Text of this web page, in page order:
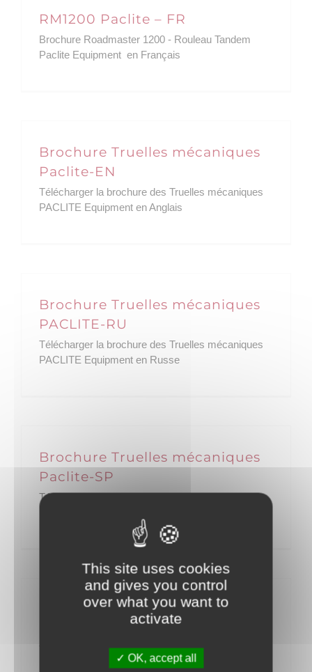
CATALOGUES
PIÈCES DE RECHANGE
News
RM1200 Paclite – FR
Brochure Roadmaster 1200 - Rouleau Tandem
Paclite Equipment en Français
Brochure Truelles mécaniques
Paclite-EN
Télécharger la brochure des Truelles mécaniques
PACLITE Equipment en Anglais
Brochure Truelles mécaniques
PACLITE-RU
Télécharger la brochure des Truelles mécaniques
PACLITE Equipment en Russe
Brochure Truelles mécaniques
Paclite-SP
Télécharger la brochure des Truelles mécaniques
Brochure Truelles mécaniques
Paclite-Equipment-FR
Télécharger la brochure des Truelles mécaniques
PACLITE Equipment en Français
This site uses cookies
and gives you control
over what you want to
activate
OK, accept all